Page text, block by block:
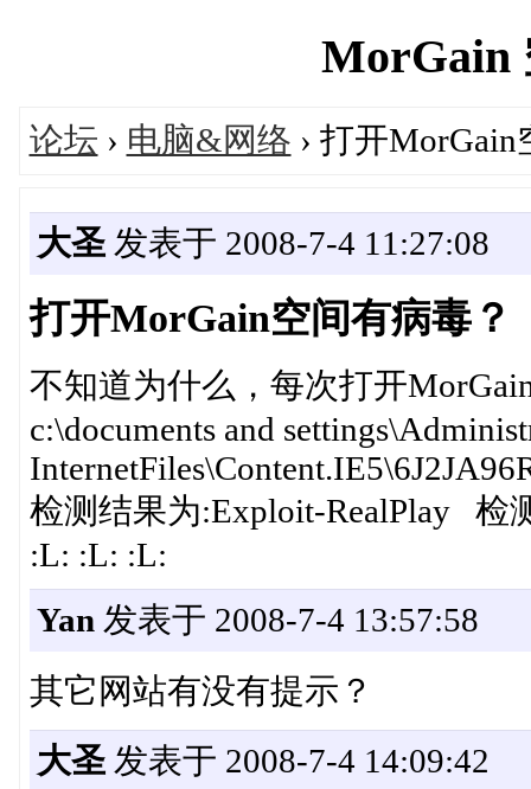
MorGain
论坛 › 电脑&网络 › 打开
大圣发表于 2008-7-4 11:27:08
打开MorGain空间有病毒？
不知道为什么，每次打开
c:\documents and
检测结果为:Exploit-RealPlay 检
:L: :L: :L:
Yan 发表于 2008-7-4 13:57:58
其它网站有没有提示？
大圣发表于 2008-7-4 14:09:42